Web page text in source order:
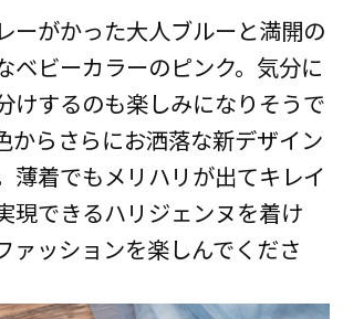
ーがかった大人ブルーと満開の
ベビーカラーのピンク。気分に
けするのも楽しみになりそうで
からさらにお洒落な新デザイン
薄着でもメリハリが出てキレイ
現できるハリジェンヌを着け
ァッションを楽しんでくださ